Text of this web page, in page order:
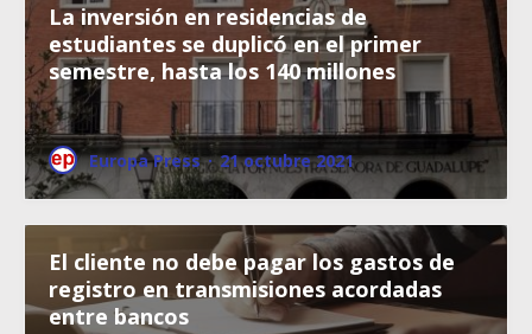
La inversión en residencias de
estudiantes se duplicó en el primer
semestre, hasta los 140 millones
Europa Press · 21 octubre 2021
El cliente no debe pagar los gastos de
registro en transmisiones acordadas
entre bancos